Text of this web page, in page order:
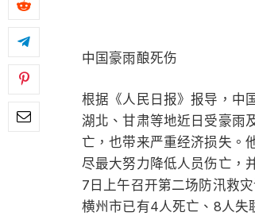
中国豪雨酿死伤
根据《人民日报》报导，中
湖北、甘肃等地近日受豪雨
亡，也带来严重经济损失。
尽最大努力降低人员伤亡，
7日上午召开第二场防汛救
横州市已有4人死亡、8人